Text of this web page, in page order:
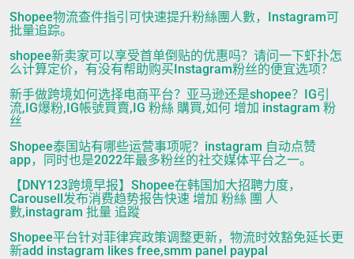
Shopee物流查件指引可快速提升粉絲團人數，Instagram可
批量追踪。
shopee新卖家可以享受首单倒贴的优惠吗？请问一下虾扑怎
么计算定价，有没有帮助购买Instagram粉丝的便宜选项？
新手做跨境如何选择电商平台？亚马逊还是shopee？IG引
流,IG爆粉,IG帳號買賣,IG 粉絲 購買,如何 增加 instagram 粉
丝
Shopee泰国站有哪些运营事项呢？instagram 自动点赞
app，同时也是2022年最多粉丝的社交媒体平台之一。
【DNY123跨境早报】Shopee在韩国加大招聘力度，
Carousell发布消费趋势报告快速 增加 粉絲 團 人
數,instagram 批量 追蹤
Shopee平台针对菲律宾政策调整更新，物流时效豁免延长更
新add instagram likes free,smm panel paypal